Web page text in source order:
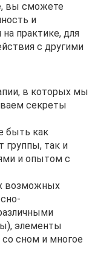
вы сможете
и
практике, для
с другими
в которых мы
секреты
быть как
группы, так и
и опытом с
возможных
элементы
сном и многое